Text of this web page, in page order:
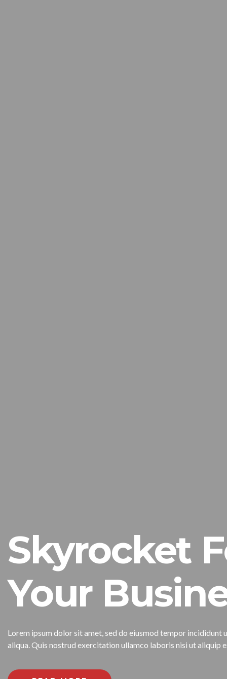
Skyrocket
Your
Lorem ipsum dolor sit amet, sed do eiusmod tempor incididunt
aliqua. Quis nostrud exercitation ullamco laboris nisi ut aliquip